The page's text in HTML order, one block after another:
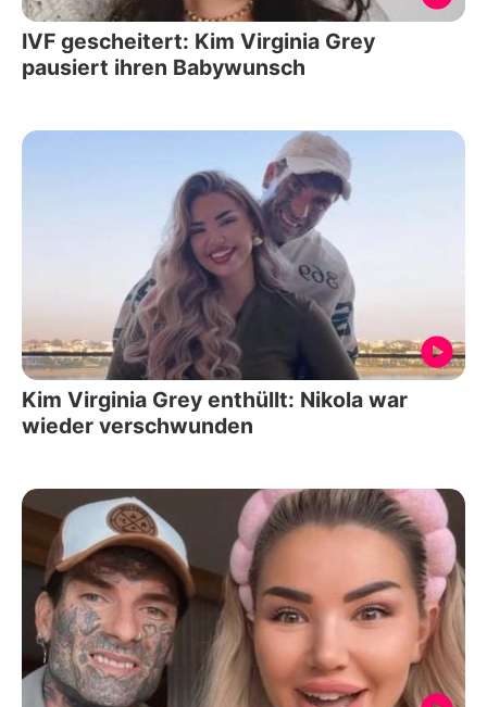
IVF gescheitert: Kim Virginia Grey
pausiert ihren Babywunsch
Kim Virginia Grey enthüllt: Nikola war
wieder verschwunden